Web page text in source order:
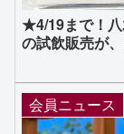
★4/19まで！八
の試飲販売が
会員ニュース